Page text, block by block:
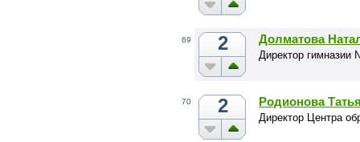
69 2 Долматова
Директор гимназии
70 2 Родионова
Директор Центра